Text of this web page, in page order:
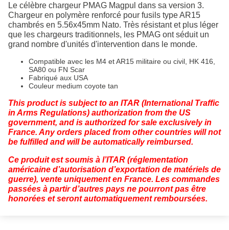
Le célèbre chargeur PMAG Magpul dans sa version 3.
Chargeur en polymère renforcé pour fusils type AR15
chambrés en 5.56x45mm Nato. Très résistant et plus léger
que les chargeurs traditionnels, les PMAG ont séduit un
grand nombre d'unités d'intervention dans le monde.
Compatible avec les M4 et AR15 militaire ou civil, HK 416,
SA80 ou FN Scar
Fabriqué aux USA
Couleur medium coyote tan
This product is subject to an ITAR (International Traffic
in Arms Regulations) authorization from the US
government, and is authorized for sale exclusively in
France. Any orders placed from other countries will not
be fulfilled and will be automatically reimbursed.
Ce produit est soumis à l’ITAR (réglementation
américaine d’autorisation d’exportation de matériels de
guerre), vente uniquement en France. Les commandes
passées à partir d’autres pays ne pourront pas être
honorées et seront automatiquement remboursées.